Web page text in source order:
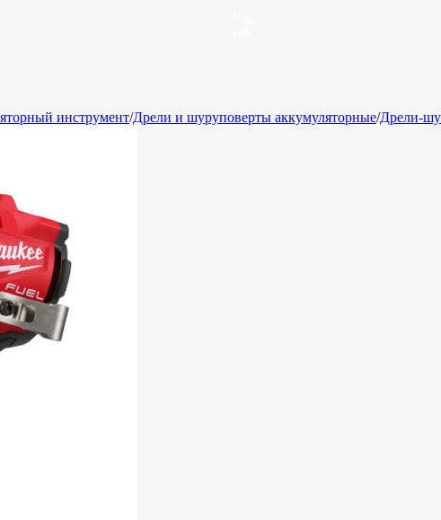
инструмент/Дрели и шуруповерты аккумуляторные/Дрели-